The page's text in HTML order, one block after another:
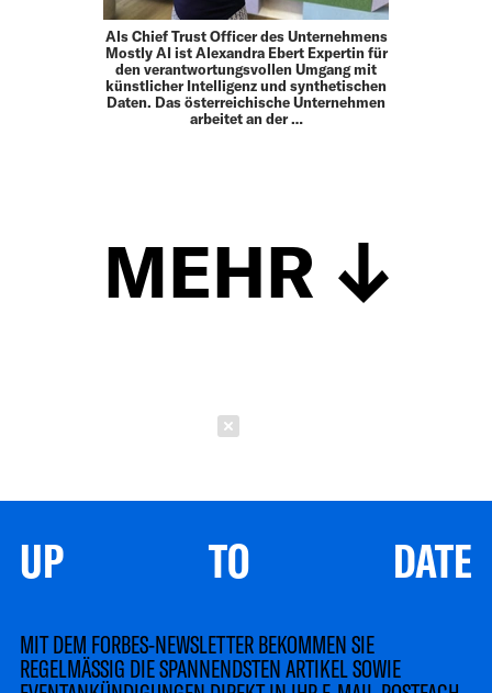
Als Chief Trust Officer des Unternehmens
Mostly AI ist Alexandra Ebert Expertin für
den verantwortungsvollen Umgang mit
künstlicher Intelligenz und synthetischen
Daten. Das österreichische Unternehmen
arbeitet an der …
MEHR
UP TO DATE
MIT DEM FORBES-NEWSLETTER BEKOMMEN SIE
REGELMÄSSIG DIE SPANNENDSTEN ARTIKEL SOWIE